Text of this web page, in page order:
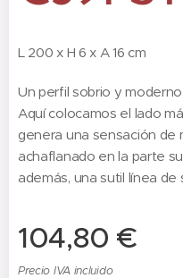
L 200 x H 6 x A 16 cm
Un perfil sobrio y
Aquí colocamos el lado
genera una sensación de
achaflanado en la parte
además, una sutil línea
104,80 €
Precio IVA incluido